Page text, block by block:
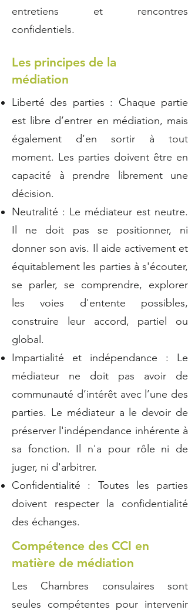
entretiens et rencontres
confidentiels.
Les principes de la
médiation
Liberté des parties : Chaque partie
est libre d’entrer en médiation, mais
également d’en sortir à tout
moment. Les parties doivent être en
capacité à prendre librement une
décision.
Neutralité : Le médiateur est neutre.
Il ne doit pas se positionner, ni
donner son avis. Il aide activement et
équitablement les parties à s'écouter,
se parler, se comprendre, explorer
les voies d'entente possibles,
construire leur accord, partiel ou
global.
Impartialité et indépendance : Le
médiateur ne doit pas avoir de
communauté d’intérêt avec l’une des
parties. Le médiateur a le devoir de
préserver l'indépendance inhérente à
sa fonction. Il n'a pour rôle ni de
juger, ni d'arbitrer.
Confidentialité : Toutes les parties
doivent respecter la confidentialité
des échanges.
Compétence des CCI en
matière de médiation
Les Chambres consulaires sont
seules compétentes pour intervenir